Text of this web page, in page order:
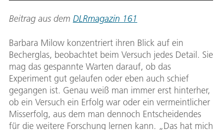
Beitrag aus dem DLRmagazin 161
Barbara Milow konzentriert ihren Blick auf ein
Becherglas, beobachtet beim Versuch jedes Detail. Sie
mag das gespannte Warten darauf, ob das
Experiment gut gelaufen oder eben auch schief
gegangen ist. Genau weiß man immer erst hinterher,
ob ein Versuch ein Erfolg war oder ein vermeintlicher
Misserfolg, aus dem man dennoch Entscheidendes
für die weitere Forschung lernen kann. „Das hat mich